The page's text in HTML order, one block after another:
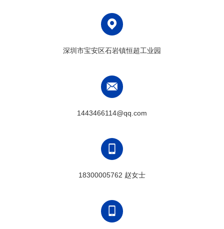
联系我们
深圳市宝安区石岩镇恒超工业园
1443466114@qq.com
18300005762 赵女士